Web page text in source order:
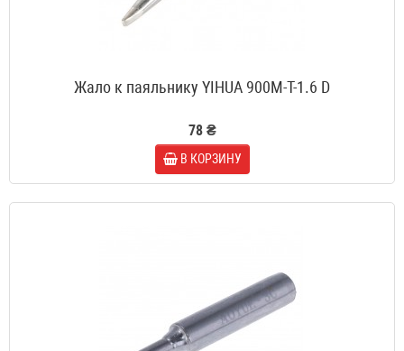
Жало к паяльнику YIHUA 900M-T-1.6 D
78 ₴
В КОРЗИНУ